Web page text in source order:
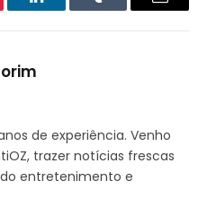
LinkedInTumblr Email
de experiência. Venho
trazer notícias frescas
entretenimento e